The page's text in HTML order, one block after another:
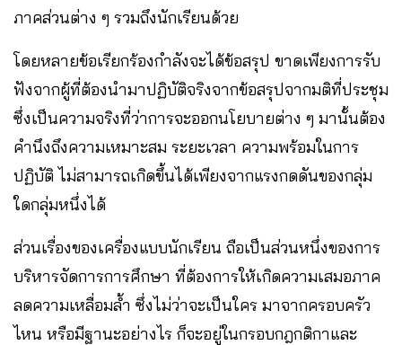
ภาคส่วนต่าง ๆ รวมถึงนักเรียนด้วย
โดยหลายข้อเรียกร้องกำลังจะได้ข้อสรุป ขาดเพียงการรับ
ฟังจากผู้ที่ต้องนำมาปฏิบัติจริงจากข้อสรุปจากมติที่ประชุม
ซึ่งเป็นความจริงที่ว่าการจะออกนโยบายต่าง ๆ มานั้นต้อง
คำนึงถึงความเหมาะสม ระยะเวลา ความพร้อมในการ
ปฏิบัติ ไม่สามารถเกิดขึ้นได้เพียงจากแรงกดดันของกลุ่ม
ใดกลุ่มหนึ่งได้
ส่วนเรื่องของเครื่องแบบนักเรียน ถือเป็นส่วนหนึ่งของการ
บริหารจัดการการศึกษา ที่ต้องการให้เกิดความเสมอภาค
ลดความเหลื่อมล้ำ ซึ่งไม่ว่าจะเป็นใคร มาจากครอบครัว
ไหน หรือมีฐานะอย่างไร ก็จะอยู่ในกรอบกฎกติกาและ